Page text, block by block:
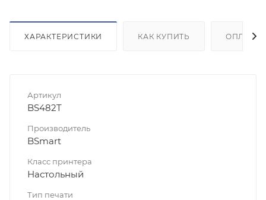
ХАРАКТЕРИСТИКИ КАК КУПИТЬ ОПЛАТА
Артикул
BS482T
Производитель
BSmart
Класс принтера
Настольный
Тип печати